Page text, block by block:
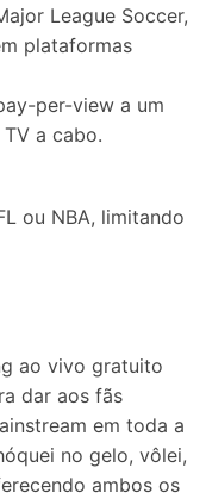
League Soccer,
plataformas
per-view a um
a cabo.
ou NBA, limitando
ao vivo gratuito
dar aos fãs
em toda a
no gelo, vôlei,
ambos os